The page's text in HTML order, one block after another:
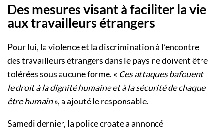
Des mesures visant à faciliter la vie
aux travailleurs étrangers
Pour lui, la violence et la discrimination à l’encontre
des travailleurs étrangers dans le pays ne doivent être
tolérées sous aucune forme. « Ces attaques bafouent
le droit à la dignité humaine et à la sécurité de chaque
être humain», a ajouté le responsable.
Samedi dernier, la police croate a annoncé